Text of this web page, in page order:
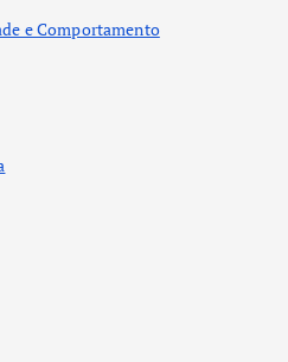
e Comportamento